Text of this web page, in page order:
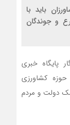
باید با
و جوندگان
پایگاه خبری
کشاورزی
دولت و مردم